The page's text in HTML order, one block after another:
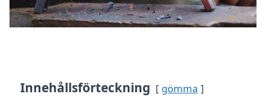
Innehållsförteckning gömma